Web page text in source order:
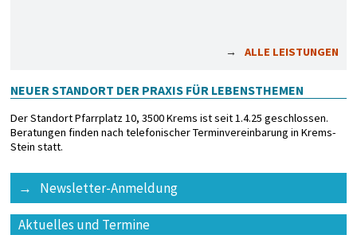
ALLE LEISTUNGEN
NEUER STANDORT DER PRAXIS FÜR LEBENSTHEMEN
Der Standort Pfarrplatz 10, 3500 Krems ist seit 1.4.25 geschlossen.
Beratungen finden nach telefonischer Terminvereinbarung in Krems-
Stein statt.
Newsletter-Anmeldung
Aktuelles und Termine